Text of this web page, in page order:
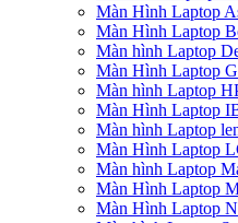
Màn Hình Laptop
Màn Hình Laptop
Màn hình Laptop
Màn Hình Laptop
Màn hình Laptop
Màn Hình Laptop
Màn hình Laptop
Màn Hình Laptop
Màn hình Laptop
Màn Hình Laptop
Màn Hình Laptop